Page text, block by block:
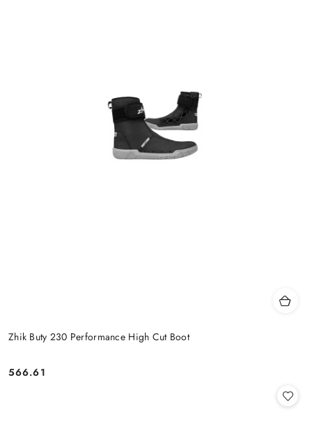
Zhik Buty 230 Performance High Cut Boot
Cena:
566.61